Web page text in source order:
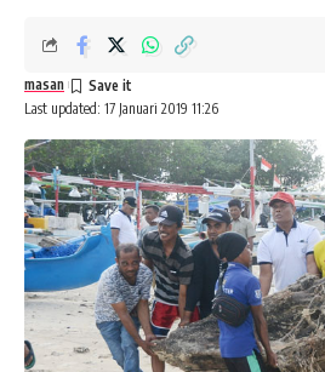
Last updated: 17 Januari 2019 11:26
masan